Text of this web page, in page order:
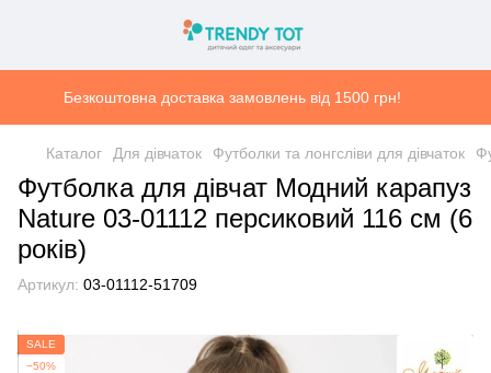
Безкоштовна доставка замовлень від 1500 грн!
Каталог Для дівчаток Футболки та лонгсліви для дівчаток
Футболка для дівчат Модний карапуз
Nature 03-01112 персиковий 116 см (6
років)
Артикул: 03-01112-51709
SALE
−50%